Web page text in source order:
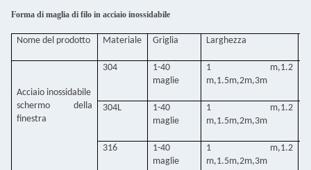
Forma di maglia di filo in acciaio inossidabile
Nome del prodotto Materiale Griglia Larghezza
Acciaio inossidabile
schermo della
finestra
304
1-40
maglie
1 m,1.2
m,1.5m,2m,3m
304L
1-40
maglie
1 m,1.2
m,1.5m,2m,3m
316
1-40
maglie
1 m,1.2
m,1.5m,2m,3m